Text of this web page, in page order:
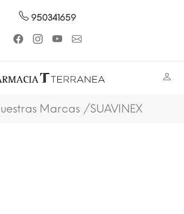
950341659
Marcas SUAVINEX